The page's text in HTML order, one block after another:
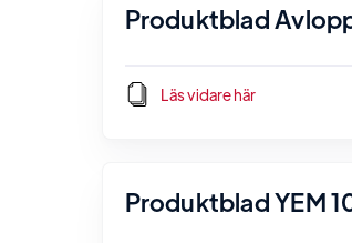
Produktblad
Läs vidare här
Produktblad YEM